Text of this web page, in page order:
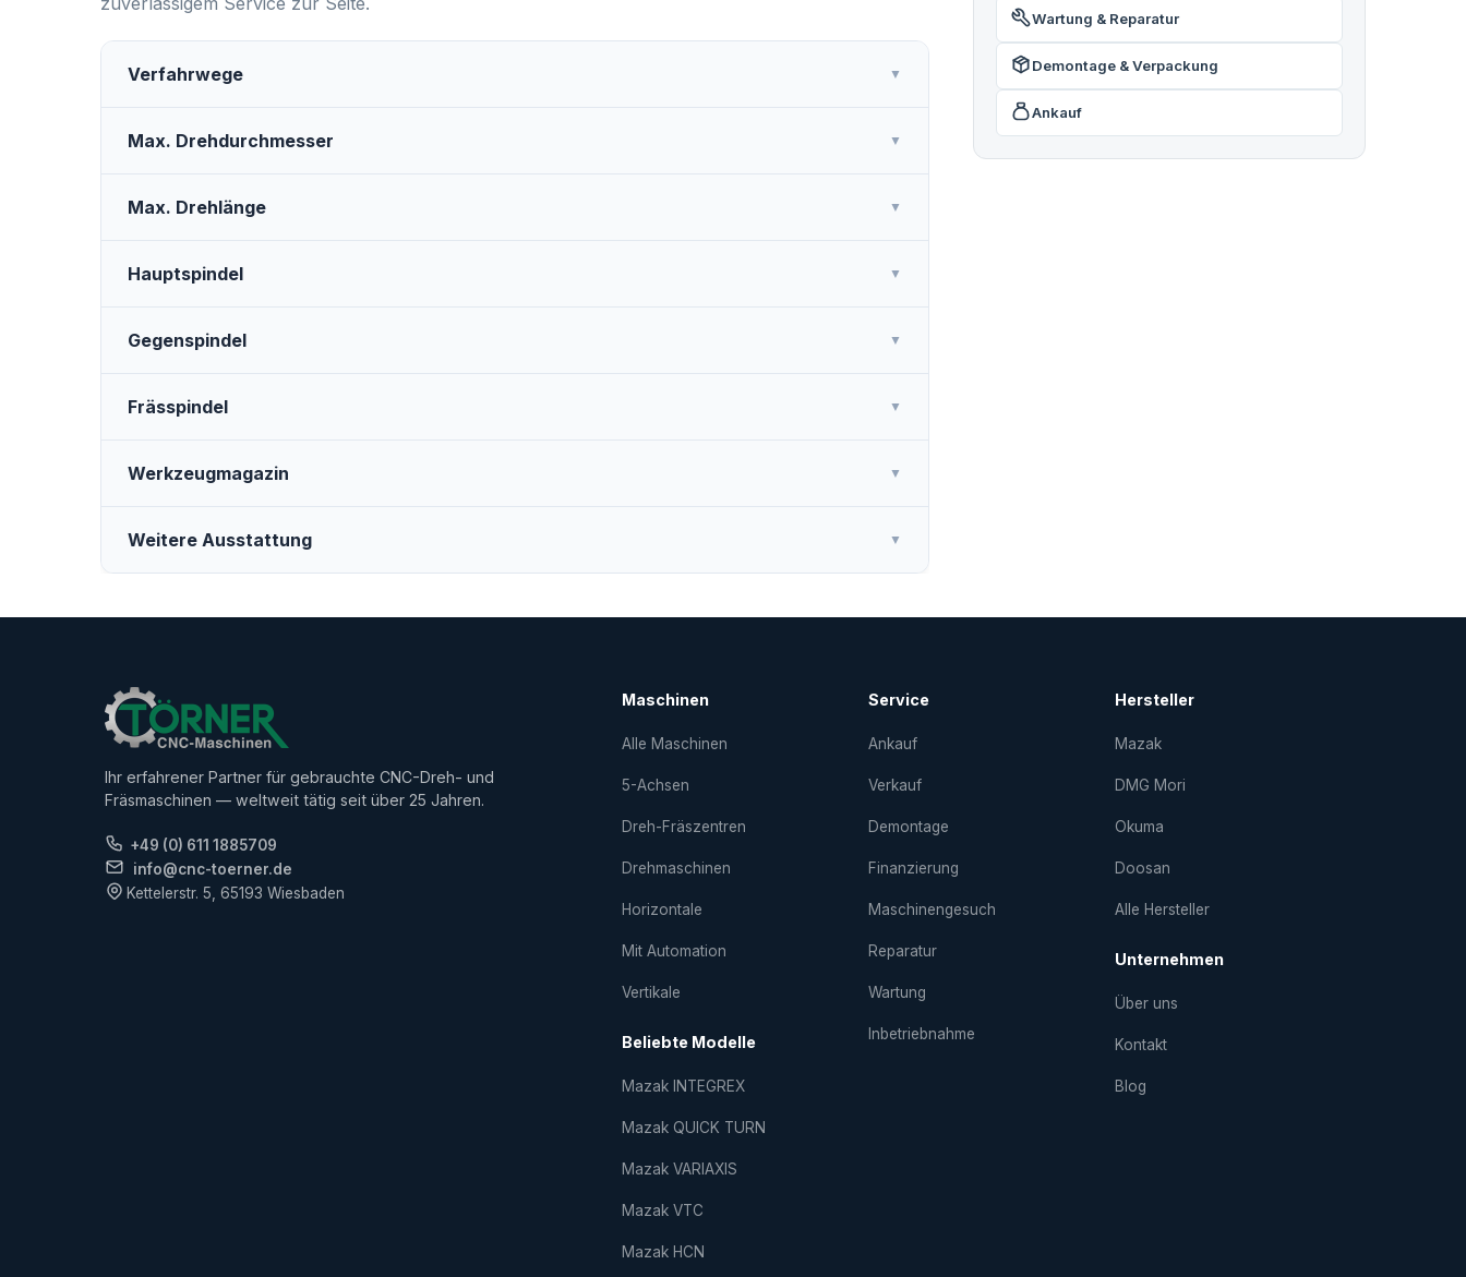
Verfahrwege ▼
Max. Drehdurchmesser ▼
Max. Drehlänge ▼
Hauptspindel ▼
Gegenspindel ▼
Frässpindel ▼
Werkzeugmagazin ▼
Weitere Ausstattung ▼
Wartung & Reparatur
Demontage & Verpackung
Ankauf
Ihr erfahrener Partner für gebrauchte CNC-Dreh- und
Fräsmaschinen — weltweit tätig seit über 25 Jahren.
+49 (0) 611 1885709
info@cnc-toerner.de
Kettelerstr. 5, 65193 Wiesbaden
Maschinen
Alle Maschinen
5-Achsen
Dreh-Fräs­zentren
Drehmaschinen
Horizontale
Mit Automation
Vertikale
Beliebte Modelle
Mazak INTEGREX
Mazak QUICK TURN
Mazak VARIAXIS
Mazak VTC
Mazak HCN
Service
Ankauf
Verkauf
Demontage
Finanzierung
Maschinengesuch
Reparatur
Wartung
Inbetriebnahme
Hersteller
Mazak
DMG Mori
Okuma
Doosan
Alle Hersteller
Unternehmen
Über uns
Kontakt
Blog